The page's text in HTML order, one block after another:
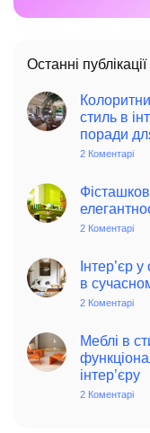
Останні публікації
стиль в
поради
2 Коментарі
та
2 Коментарі
–
Інтер’єр
в
2 Коментарі
в
Меблі в
інтер’єру
2 Коментарі